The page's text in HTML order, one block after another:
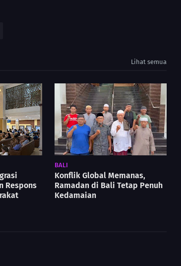
Lihat semua
Respons
BALI
Konflik Global Memanas,
Ramadan di Bali Tetap Penuh
Kedamaian